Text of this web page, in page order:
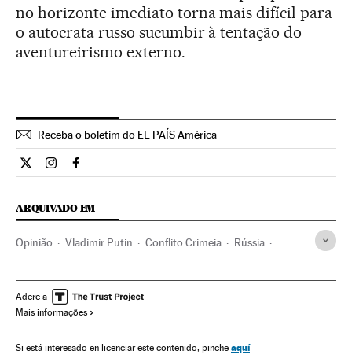
no horizonte imediato torna mais difícil para
o autocrata russo sucumbir à tentação do
aventureirismo externo.
Receba o boletim do EL PAÍS América
Opiniao El País Brasil en Twitter
Opiniao El País Brasil en Instagram
Opiniao El País Brasil en Facebook
ARQUIVADO EM
Opinião Vladimir Putin Conflito Crimeia Rússia
União Europeia Europa
Relações exteriores
Adere a
Mais informações
Si está interesado en licenciar este contenido, pinche aquí